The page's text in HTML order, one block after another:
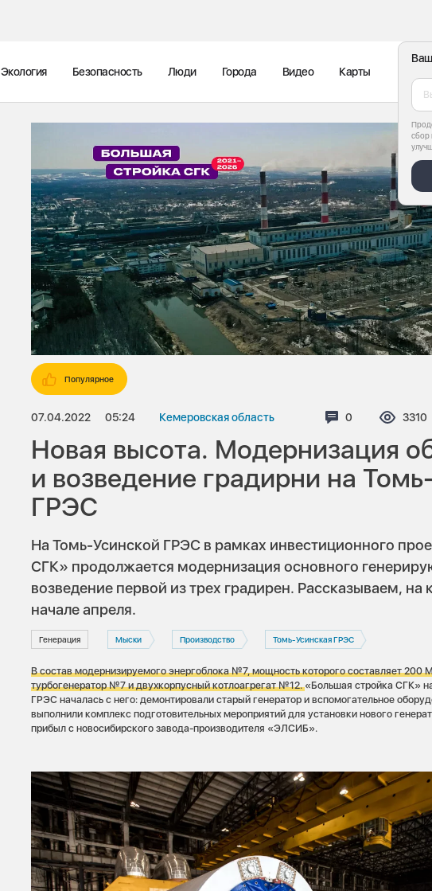
сбор
Экология Безопасность Люди Города Видео Карты
Популярное
07.04.2022 05:24 Кемеровская область Комментариев:
0 3310
Новая высота. Модернизация
и возведение градирни на
ГРЭС
На Томь-Усинской ГРЭС в рамках инвестиционного
СГК» продолжается модернизация основного
возведение первой из трех градирен. Рассказываем, на
начале апреля.
Генерация Мыски Производство Томь-Усинская ГРЭС
В состав модернизируемого энергоблока №7, мощность которого составляет 200
турбогенератор №7 и двухкорпусный котлоагрегат №12.«Большая стройка СГК»
ГРЭС началась с него: демонтировали старый генератор и вспомогательное
выполнили комплекс подготовительных мероприятий для установки нового
прибыл с новосибирского завода-производителя «ЭЛСИБ».